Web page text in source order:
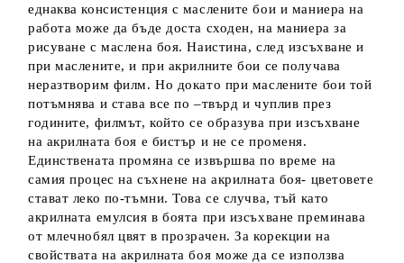
еднаква консистенция с маслените бои и маниера на
работа може да бъде доста сходен, на маниера за
рисуване с маслена боя. Наистина, след изсъхване и
при маслените, и при акрилните бои се получава
неразтворим филм. Но докато при маслените бои той
потъмнява и става все по –твърд и чуплив през
годините, филмът, който се образува при изсъхване
на акрилната боя е бистър и не се променя.
Единствената промяна се извършва по време на
самия процес на съхнене на акрилната боя- цветовете
стават леко по-тъмни. Това се случва, тъй като
акрилната емулсия в боята при изсъхване преминава
от млечнобял цвят в прозрачен. За корекции на
свойствата на акрилната боя може да се използва